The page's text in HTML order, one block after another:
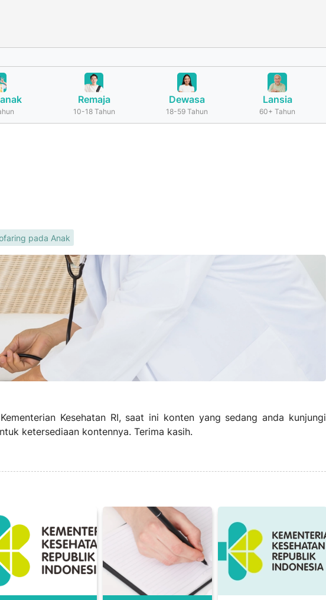
Remaja
10-18 Tahun
Dewasa
18-59 Tahun
Lansia
60+ Tahun
pada Anak
Kesehatan RI, saat ini konten yang sedang anda kunjungi
ketersediaan kontennya. Terima kasih.